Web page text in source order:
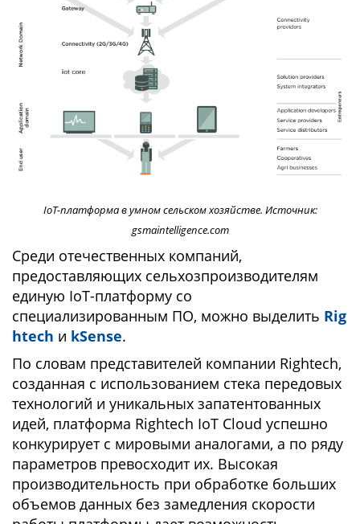
IoT-платформа в умном сельском хозяйстве. Источник:
gsmaintelligence.com
Среди отечественных компаний,
предоставляющих сельхозпроизводителям
единую IoT-платформу со
специализированным ПО, можно выделить Rig
htech и kSense.
По словам представителей компании Rightech,
созданная с использованием стека передовых
технологий и уникальных запатентованных
идей, платформа Rightech IoT Cloud успешно
конкурирует с мировыми аналогами, а по ряду
параметров превосходит их. Высокая
производительность при обработке больших
объемов данных без замедления скорости